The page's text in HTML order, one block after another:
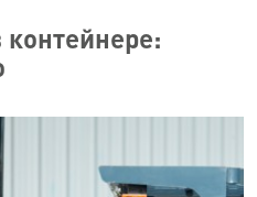
контейнере: